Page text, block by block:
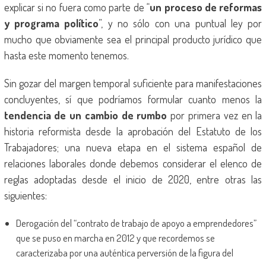
explicar si no fuera como parte de “un proceso de reformas
y programa político”, y no sólo con una puntual ley por
mucho que obviamente sea el principal producto jurídico que
hasta este momento tenemos.
Sin gozar del margen temporal suficiente para manifestaciones
concluyentes, sí que podríamos formular cuanto menos la
tendencia de un cambio de rumbo por primera vez en la
historia reformista desde la aprobación del Estatuto de los
Trabajadores; una nueva etapa en el sistema español de
relaciones laborales donde debemos considerar el elenco de
reglas adoptadas desde el inicio de 2020, entre otras las
siguientes:
Derogación del “contrato de trabajo de apoyo a emprendedores”
que se puso en marcha en 2012 y que recordemos se
caracterizaba por una auténtica perversión de la figura del